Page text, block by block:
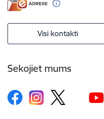
Visi kontakti
Sekojiet mums